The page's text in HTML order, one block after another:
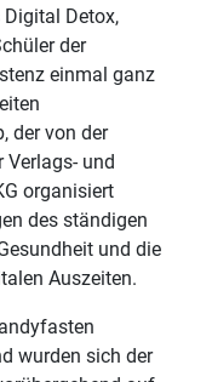
Detox,
der
einmal ganz
der von der
Verlags- und
organisiert
des ständigen
und die
Auszeiten.
wurden sich der